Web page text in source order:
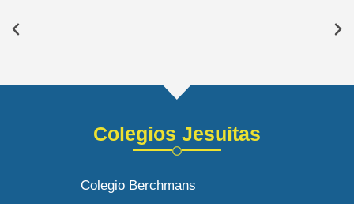
Colegios Jesuitas
Colegio Berchmans